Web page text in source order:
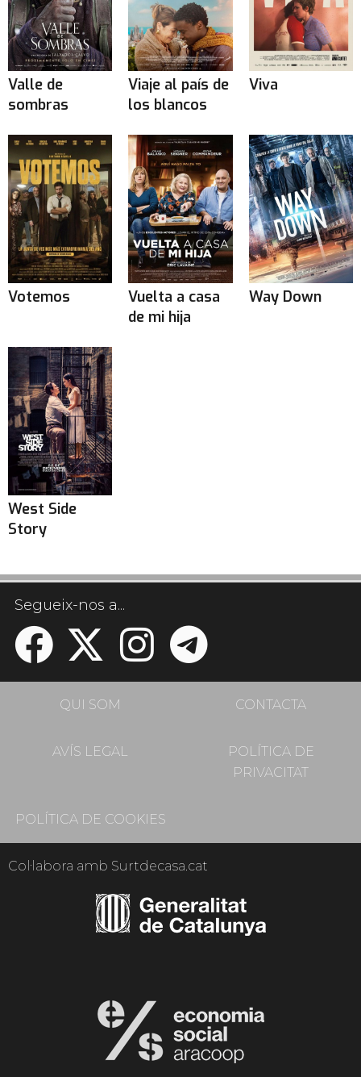
Valle de
sombras
Viaje al país de
los blancos
Viva
Votemos
Vuelta a casa
de mi hija
Way Down
West Side
Story
Segueix-nos a...
QUI SOM CONTACTA
AVÍS LEGAL
POLÍTICA DE
PRIVACITAT
POLÍTICA DE COOKIES
Col·labora amb Surtdecasa.cat